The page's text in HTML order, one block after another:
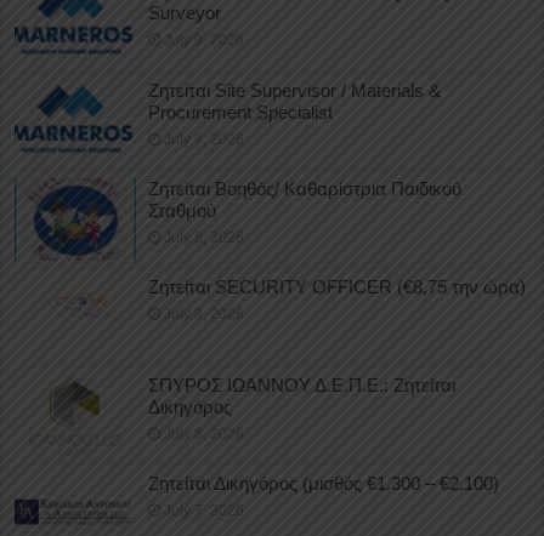
Surveyor
July 9, 2026
Ζητείται Site Supervisor / Materials &
Procurement Specialist
July 9, 2026
Ζητείται Βοηθός/ Καθαρίστρια Παιδικού
Σταθμού
July 8, 2026
Ζητείται SECURITY OFFICER (€8,75 την ώρα)
July 8, 2026
ΣΠΥΡΟΣ ΙΩΑΝΝΟΥ Δ.Ε.Π.Ε.: Ζητείται
Δικηγόρος
July 8, 2026
Ζητείται Δικηγόρος (μισθός €1.300 – €2.100)
July 7, 2026